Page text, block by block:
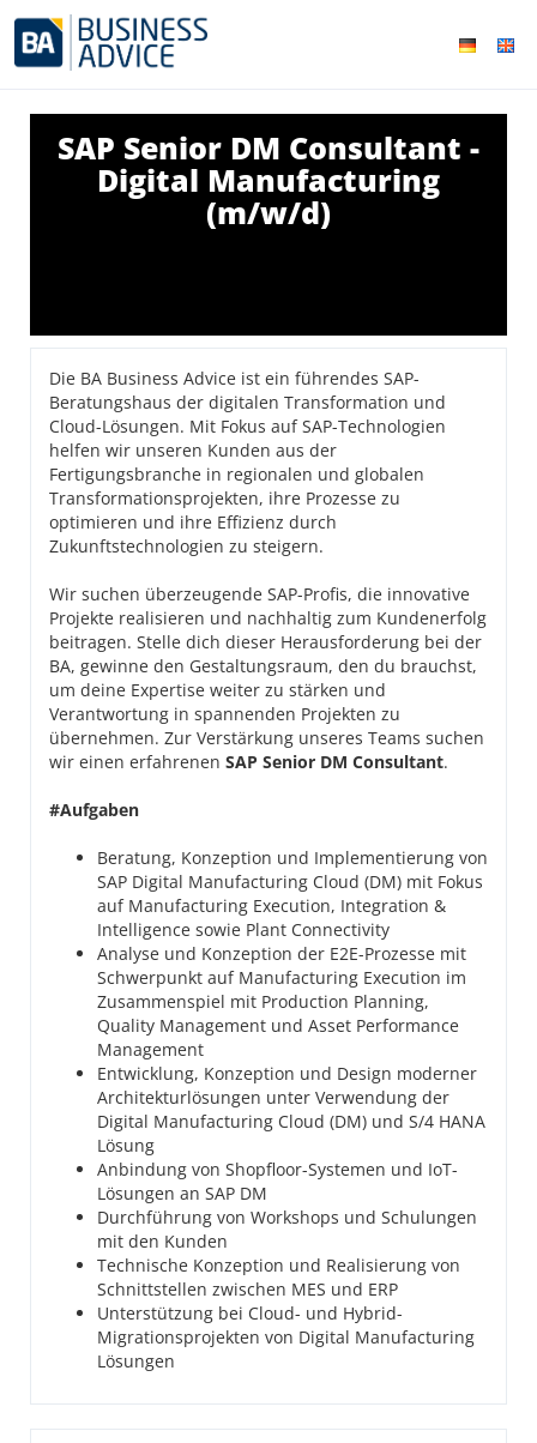
SAP Senior DM Consultant -
Digital Manufacturing
(m/w/d)
Die BA Business Advice ist ein führendes SAP-
Beratungshaus der digitalen Transformation und
Cloud-Lösungen. Mit Fokus auf SAP-Technologien
helfen wir unseren Kunden aus der
Fertigungsbranche in regionalen und globalen
Transformationsprojekten, ihre Prozesse zu
optimieren und ihre Effizienz durch
Zukunftstechnologien zu steigern.
Wir suchen überzeugende SAP-Profis, die innovative
Projekte realisieren und nachhaltig zum Kundenerfolg
beitragen. Stelle dich dieser Herausforderung bei der
BA, gewinne den Gestaltungsraum, den du brauchst,
um deine Expertise weiter zu stärken und
Verantwortung in spannenden Projekten zu
übernehmen. Zur Verstärkung unseres Teams suchen
wir einen erfahrenen SAP Senior DM Consultant.
#Aufgaben
Beratung, Konzeption und Implementierung von
SAP Digital Manufacturing Cloud (DM) mit Fokus
auf Manufacturing Execution, Integration &
Intelligence sowie Plant Connectivity
Analyse und Konzeption der E2E-Prozesse mit
Schwerpunkt auf Manufacturing Execution im
Zusammenspiel mit Production Planning,
Quality Management und Asset Performance
Management
Entwicklung, Konzeption und Design moderner
Architekturlösungen unter Verwendung der
Digital Manufacturing Cloud (DM) und S/4 HANA
Lösung
Anbindung von Shopfloor-Systemen und IoT-
Lösungen an SAP DM
Durchführung von Workshops und Schulungen
mit den Kunden
Technische Konzeption und Realisierung von
Schnittstellen zwischen MES und ERP
Unterstützung bei Cloud- und Hybrid-
Migrationsprojekten von Digital Manufacturing
Lösungen